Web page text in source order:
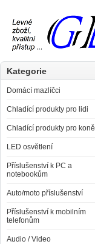
Kategorie
Domácí mazlíčci
Chladící produkty pro lidi
Chladící produkty pro koně
LED osvětlení
Příslušenství k PC a
notebookům
Auto/moto příslušenství
Příslušenství k mobilním
telefonům
Audio / Video